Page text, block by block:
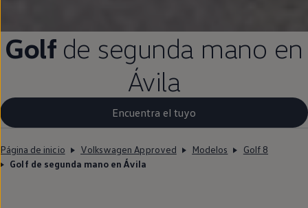
Golf de segunda mano en
Ávila
Encuentra el tuyo
Página de inicio Volkswagen Approved Modelos
Golf 8
Golf de segunda mano en Ávila